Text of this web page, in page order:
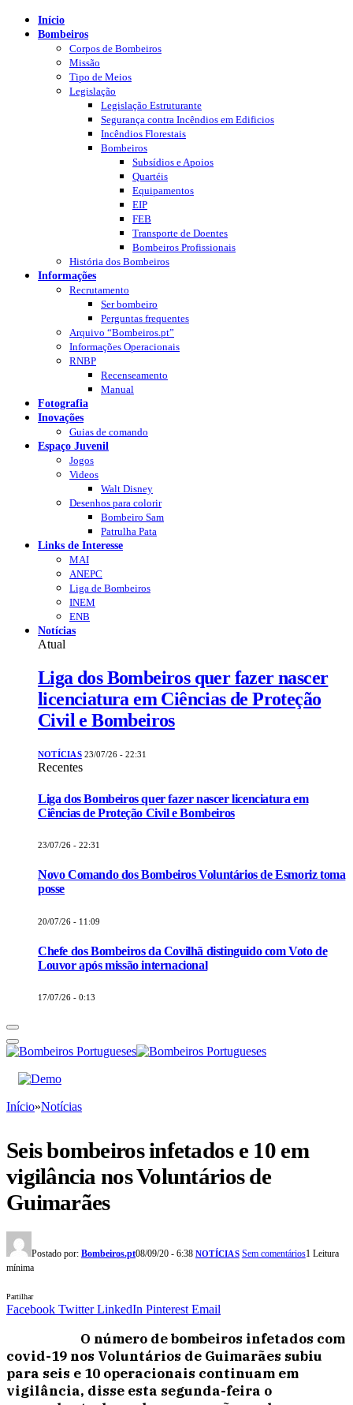
Início
Bombeiros
Corpos de Bombeiros
Missão
Tipo de Meios
Legislação
Legislação Estruturante
Segurança contra Incêndios em Edificios
Incêndios Florestais
Bombeiros
Subsídios e Apoios
Quartéis
Equipamentos
EIP
FEB
Transporte de Doentes
Bombeiros Profissionais
História dos Bombeiros
Informações
Recrutamento
Ser bombeiro
Perguntas frequentes
Arquivo “Bombeiros.pt”
Informações Operacionais
RNBP
Recenseamento
Manual
Fotografia
Inovações
Guias de comando
Espaço Juvenil
Jogos
Videos
Walt Disney
Desenhos para colorir
Bombeiro Sam
Patrulha Pata
Links de Interesse
MAI
ANEPC
Liga de Bombeiros
INEM
ENB
Notícias
Atual
Liga dos Bombeiros quer fazer nascer
licenciatura em Ciências de Proteção
Civil e Bombeiros
NOTÍCIAS 23/07/26 - 22:31
Recentes
Liga dos Bombeiros quer fazer nascer licenciatura em
Ciências de Proteção Civil e Bombeiros
23/07/26 - 22:31
Novo Comando dos Bombeiros Voluntários de Esmoriz toma
posse
20/07/26 - 11:09
Chefe dos Bombeiros da Covilhã distinguido com Voto de
Louvor após missão internacional
17/07/26 - 0:13
Início»Notícias
Seis bombeiros infetados e 10 em
vigilância nos Voluntários de
Guimarães
Postado por: Bombeiros.pt08/09/20 - 6:38 NOTÍCIAS Sem comentários1 Leitura
mínima
Partilhar
Facebook Twitter LinkedIn Pinterest Email
O número de bombeiros infetados com
covid-19 nos Voluntários de Guimarães subiu
para seis e 10 operacionais continuam em
vigilância, disse esta segunda-feira o